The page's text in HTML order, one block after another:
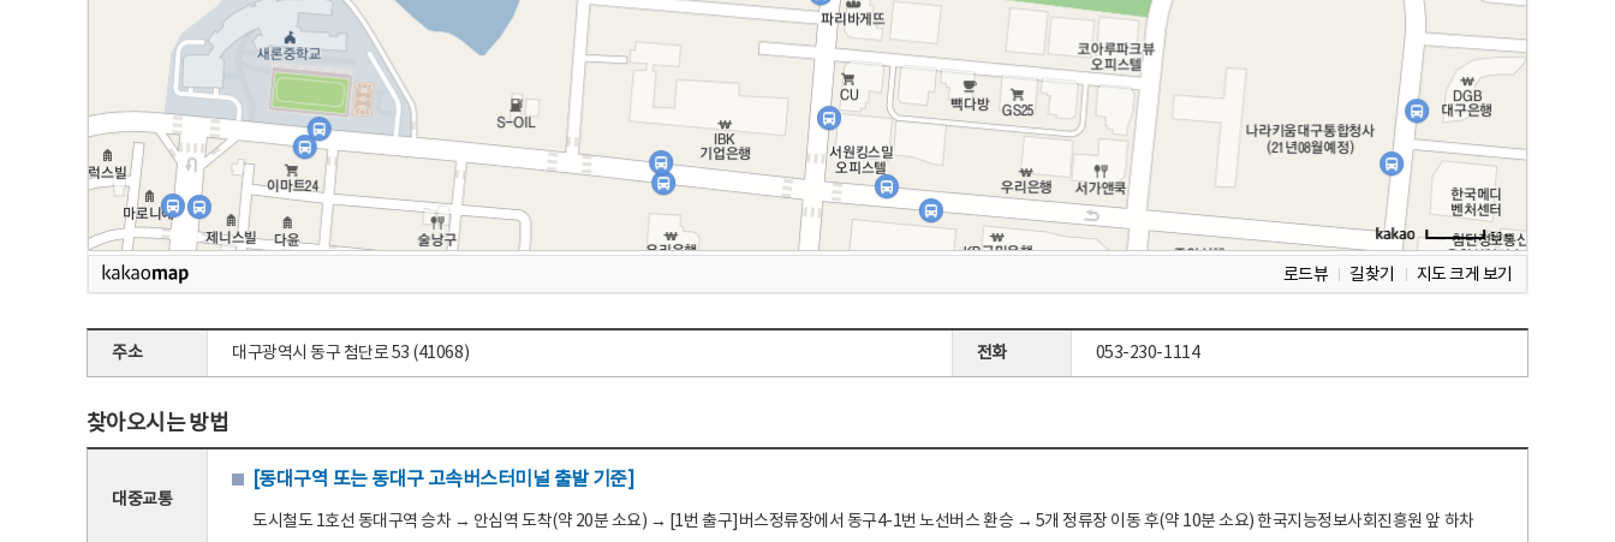
로드뷰 길찾기 지도 크게 보기
주소 대구광역시 동구 첨단로 53 (41068) 전화 053-230-1114
찾아오시는 방법
대중교통
[동대구역 또는 동대구 고속버스터미널 출발 기준]
도시철도 1호선 동대구역 승차 → 안심역 도착(약 20분 소요) → [1번 출구]버스정류장에서 동구4-1번 노선버스 환승 → 5개 정류장 이동 후(약 10분 소요) 한국지능정보사회진흥원 앞 하차